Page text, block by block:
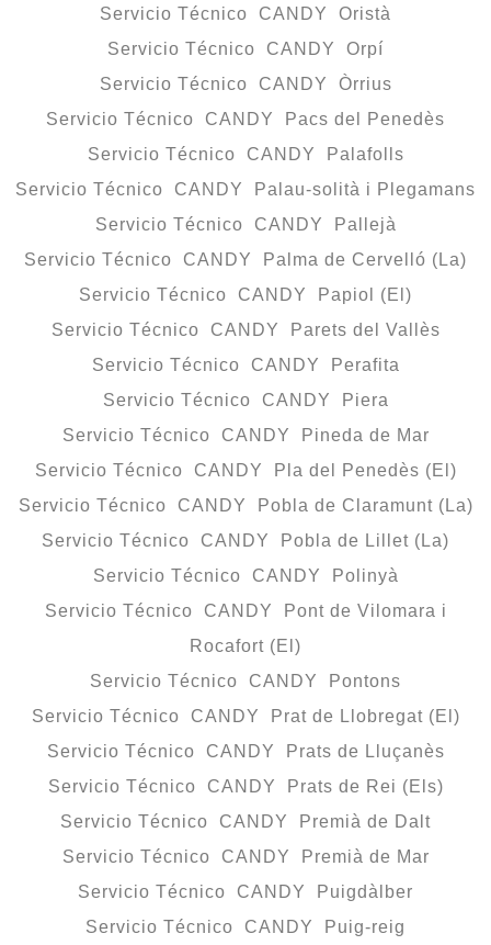
Servicio Técnico CANDY Oristà
Servicio Técnico CANDY Orpí
Servicio Técnico CANDY Òrrius
Servicio Técnico CANDY Pacs del Penedès
Servicio Técnico CANDY Palafolls
Servicio Técnico CANDY Palau-solità i Plegamans
Servicio Técnico CANDY Pallejà
Servicio Técnico CANDY Palma de Cervelló (La)
Servicio Técnico CANDY Papiol (El)
Servicio Técnico CANDY Parets del Vallès
Servicio Técnico CANDY Perafita
Servicio Técnico CANDY Piera
Servicio Técnico CANDY Pineda de Mar
Servicio Técnico CANDY Pla del Penedès (El)
Servicio Técnico CANDY Pobla de Claramunt (La)
Servicio Técnico CANDY Pobla de Lillet (La)
Servicio Técnico CANDY Polinyà
Servicio Técnico CANDY Pont de Vilomara i
Rocafort (El)
Servicio Técnico CANDY Pontons
Servicio Técnico CANDY Prat de Llobregat (El)
Servicio Técnico CANDY Prats de Lluçanès
Servicio Técnico CANDY Prats de Rei (Els)
Servicio Técnico CANDY Premià de Dalt
Servicio Técnico CANDY Premià de Mar
Servicio Técnico CANDY Puigdàlber
Servicio Técnico CANDY Puig-reig